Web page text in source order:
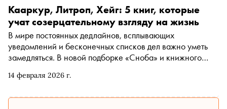
14 февраля 2026 г.
Кааркур, Литроп, Хейг: 5 книг, которые
учат созерцательному взгляду на жизнь
В мире постоянных дедлайнов, всплывающих
уведомлений и бесконечных списков дел важно уметь
замедляться. В новой подборке «Сноба» и книжного
замечать детали вокруг